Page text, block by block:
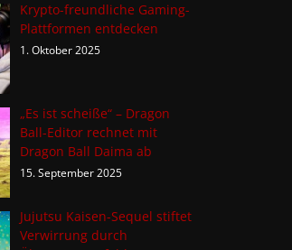
Krypto-freundliche Gaming-
Plattformen entdecken
1. Oktober 2025
„Es ist scheiße“ – Dragon
Ball-Editor rechnet mit
Dragon Ball Daima ab
15. September 2025
Jujutsu Kaisen-Sequel stiftet
Verwirrung durch